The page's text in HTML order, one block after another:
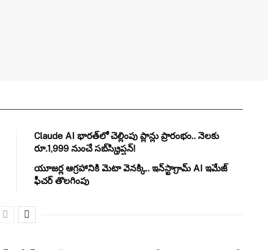
Claude AI భారత్‌లో చెల్లింపు ప్లాన్లు ప్రారంభం.. నెలకు
రూ.1,999 నుంచే సబ్‌స్క్రిప్షన్!
యూజర్ల ఆగ్రహానికి మెటా వెనక్కి.. ఇన్‌స్టాగ్రామ్ AI ఇమేజ్
ఫీచర్ తొలగింపు